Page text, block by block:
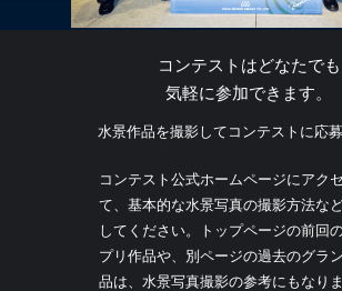
コンテストはどなたでも
気軽に参加できます。
水景作品を撮影してコンテストに応募
コンテスト公式ホームページにアク
て、基本的な水景写真の撮影方法な
してください。トップページの前回
プリ作品や、別ページの過去のグラ
品は、水景写真撮影の参考にもなりま